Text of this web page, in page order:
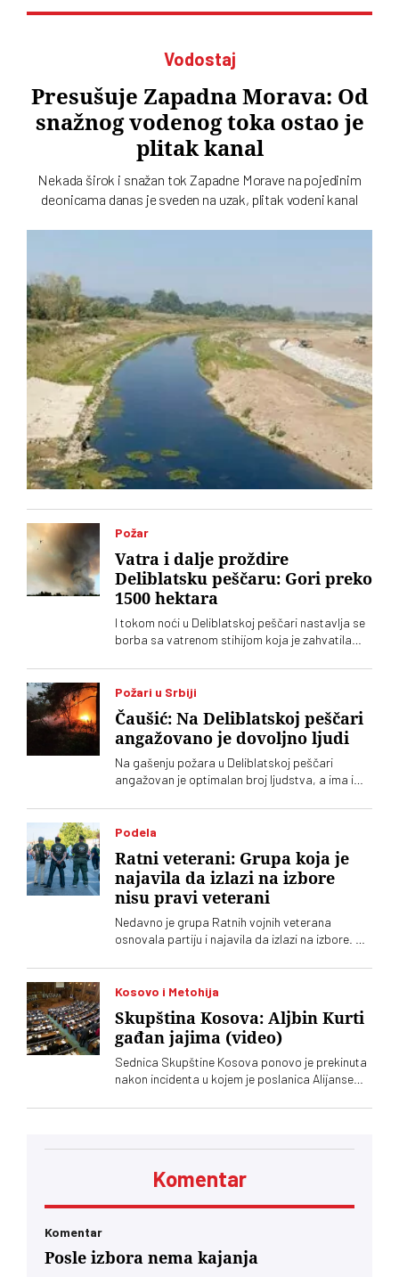
Vodostaj
Presušuje Zapadna Morava: Od
snažnog vodenog toka ostao je
plitak kanal
Nekada širok i snažan tok Zapadne Morave na pojedinim
deonicama danas je sveden na uzak, plitak vodeni kanal
Požar
Vatra i dalje proždire
Deliblatsku peščaru: Gori preko
1500 hektara
I tokom noći u Deliblatskoj peščari nastavlja se
borba sa vatrenom stihijom koja je zahvatila
Požari u Srbiji
Čaušić: Na Deliblatskoj peščari
angažovano je dovoljno ljudi
Na gašenju požara u Deliblatskoj peščari
angažovan je optimalan broj ljudstva, a ima i
pomoćnik ministra Ministarstva unutrašnjih
poslova. Požarom je zahvaćeno oko hiljadu i po
i više hektara šume i niskog rastinja
Podela
Ratni veterani: Grupa koja je
najavila da izlazi na izbore
nisu pravi veterani
Nedavno je grupa Ratnih vojnih veterana
osnovala partiju i najavila da izlazi na izbore. Oni
se od njih
Kosovo i Metohija
Skupština Kosova: Aljbin Kurti
gađan jajima (video)
Sednica Skupštine Kosova ponovo je prekinuta
nakon incidenta u kojem je poslanica Alijanse
premijera Aljbina Kurtija
Komentar
Komentar
Posle izbora nema kajanja